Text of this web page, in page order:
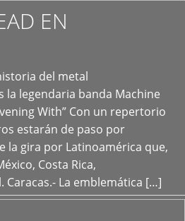
EN
del metal
la legendaria banda Machine
With” Con un repertorio
estarán de paso por
la gira por Latinoamérica que,
Costa Rica,
Caracas.- La emblemática […]
+